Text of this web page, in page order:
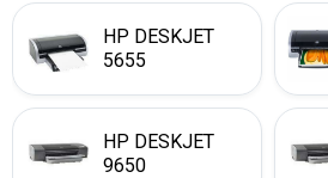
HP DESKJET
5655
HP DESKJET
9650